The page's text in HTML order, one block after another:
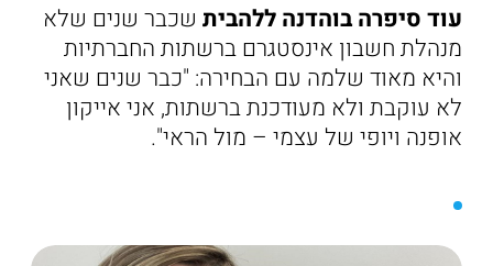
עוד סיפרה בוהדנה ללהביתשכבר שנים שלא
מנהלת חשבון אינסטגרם ברשתות החברתיות
והיא מאוד שלמה עם הבחירה: "כבר שנים שאני
לא עוקבת ולא מעודכנת ברשתות, אני אייקון
אופנה ויופי של עצמי – מול הראי".